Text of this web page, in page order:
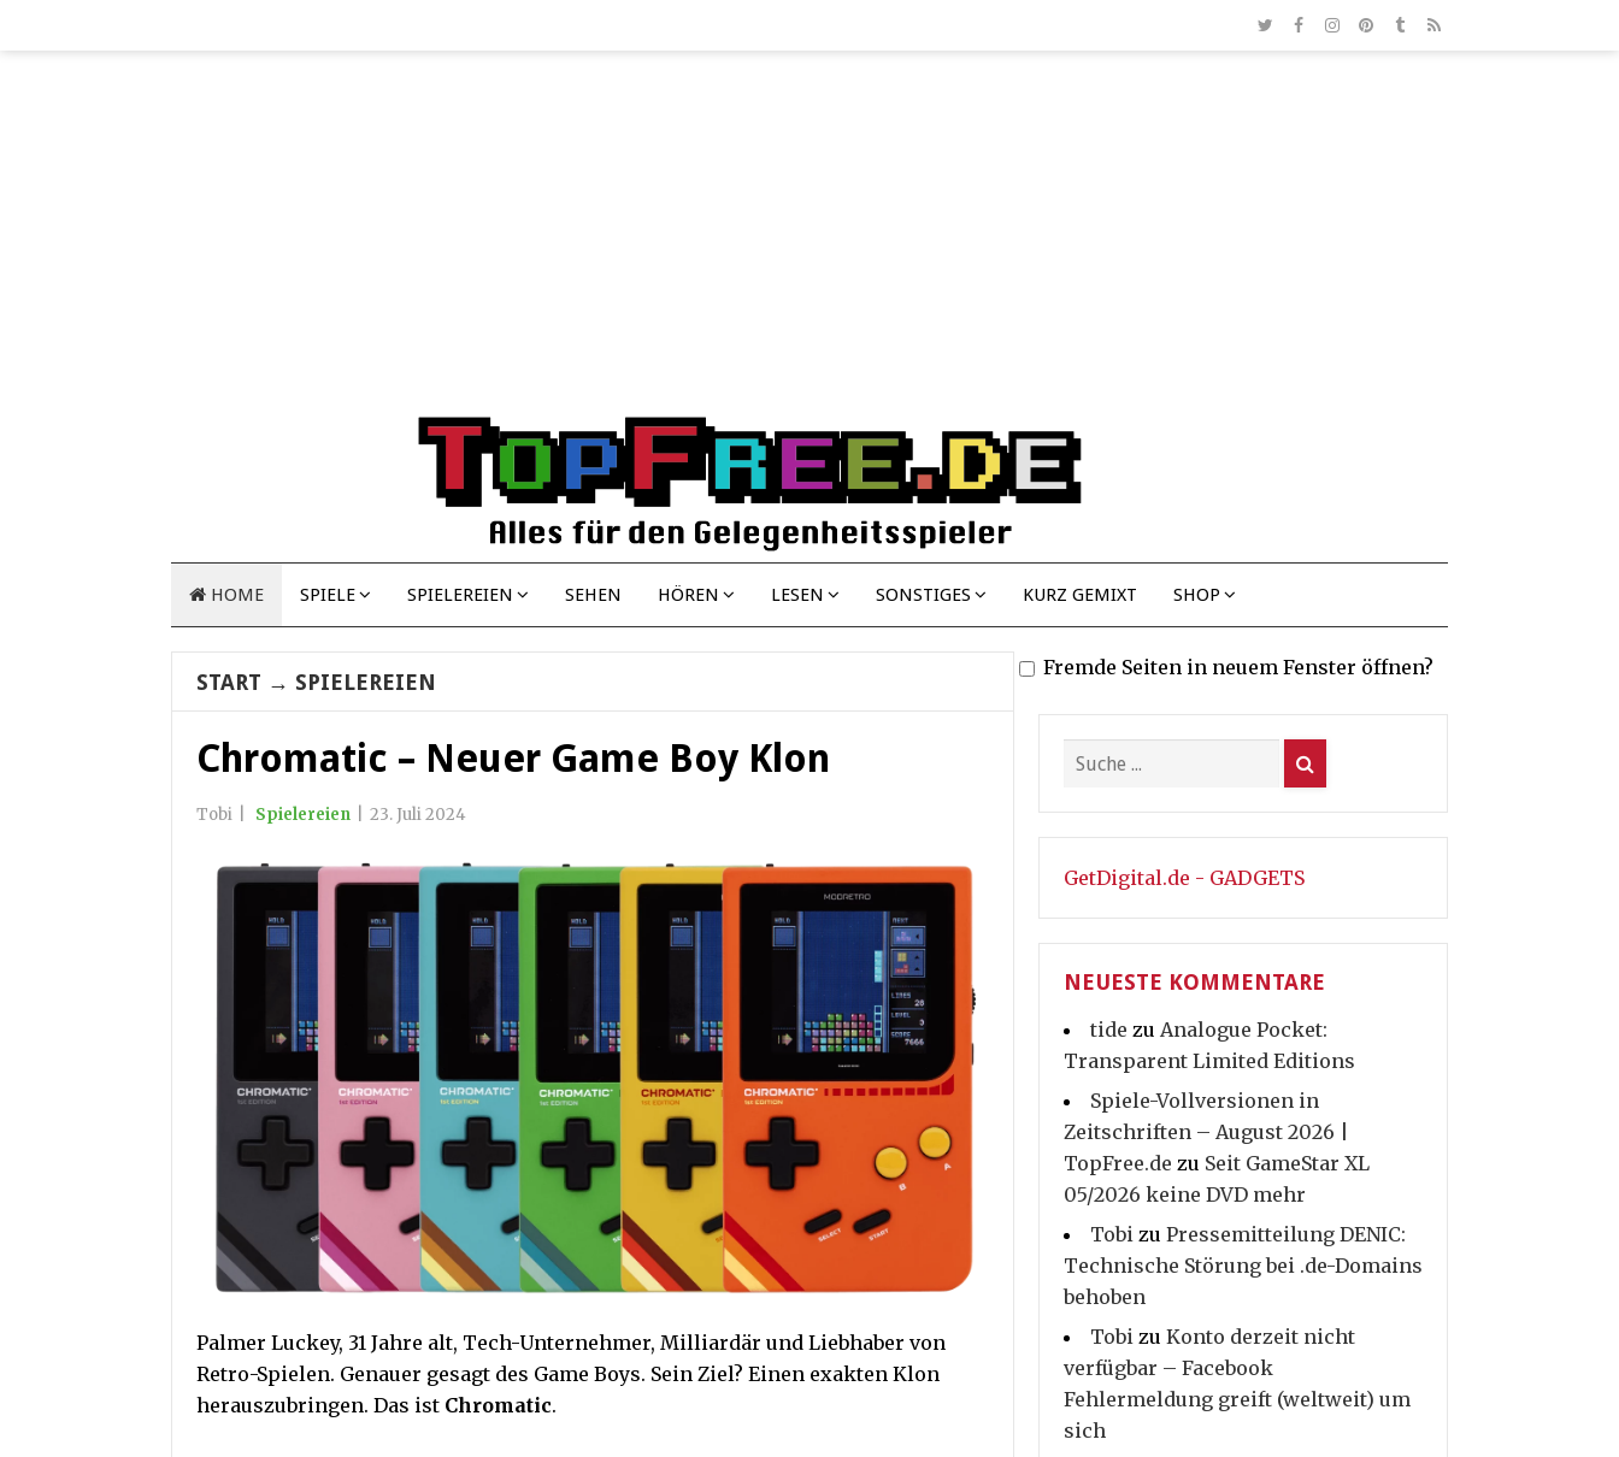
HOME SPIELE SPIELEREIEN SEHEN HÖREN LESEN SONSTIGES KURZ GEMIXT SHOP
START → SPIELEREIEN
Chromatic – Neuer Game Boy Klon
Tobi Spielereien 23. Juli 2024
Palmer Luckey, 31 Jahre alt, Tech-Unternehmer, Milliardär und Liebhaber von
Retro-Spielen. Genauer gesagt des Game Boys. Sein Ziel? Einen exakten Klon
herauszubringen. Das ist Chromatic.
Fremde Seiten in neuem Fenster öffnen?
GetDigital.de - GADGETS
NEUESTE KOMMENTARE
tide zu Analogue Pocket:
Transparent Limited Editions
Spiele-Vollversionen in
Zeitschriften – August 2026 |
TopFree.de zu Seit GameStar XL
05/2026 keine DVD mehr
Tobi zu Pressemitteilung DENIC:
Technische Störung bei .de-Domains
behoben
Tobi zu Konto derzeit nicht
verfügbar – Facebook
Fehlermeldung greift (weltweit) um
sich